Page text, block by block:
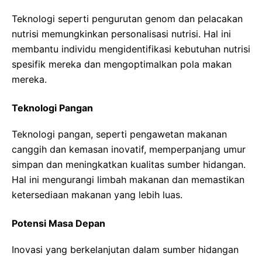
Teknologi seperti pengurutan genom dan pelacakan
nutrisi memungkinkan personalisasi nutrisi. Hal ini
membantu individu mengidentifikasi kebutuhan nutrisi
spesifik mereka dan mengoptimalkan pola makan
mereka.
Teknologi Pangan
Teknologi pangan, seperti pengawetan makanan
canggih dan kemasan inovatif, memperpanjang umur
simpan dan meningkatkan kualitas sumber hidangan.
Hal ini mengurangi limbah makanan dan memastikan
ketersediaan makanan yang lebih luas.
Potensi Masa Depan
Inovasi yang berkelanjutan dalam sumber hidangan